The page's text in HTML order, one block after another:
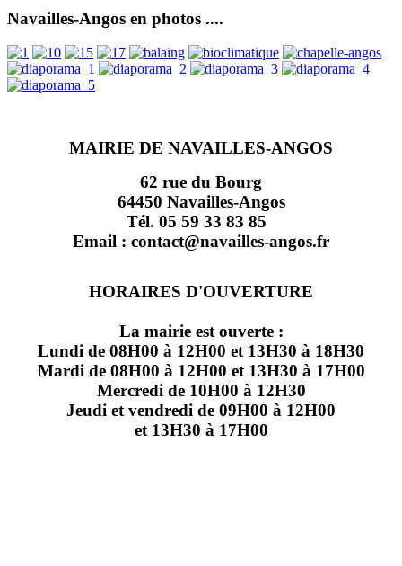
Navailles-Angos en photos ....
MAIRIE DE NAVAILLES-ANGOS
62 rue du Bourg
64450 Navailles-Angos
Tél. 05 59 33 83 85
Email : contact@navailles-angos.fr
HORAIRES D'OUVERTURE
La mairie est ouverte :
Lundi de 08H00 à 12H00 et 13H30 à 18H30
Mardi de 08H00 à 12H00 et 13H30 à 17H00
Mercredi de 10H00 à 12H30
Jeudi et vendredi de 09H00 à 12H00
et 13H30 à 17H00